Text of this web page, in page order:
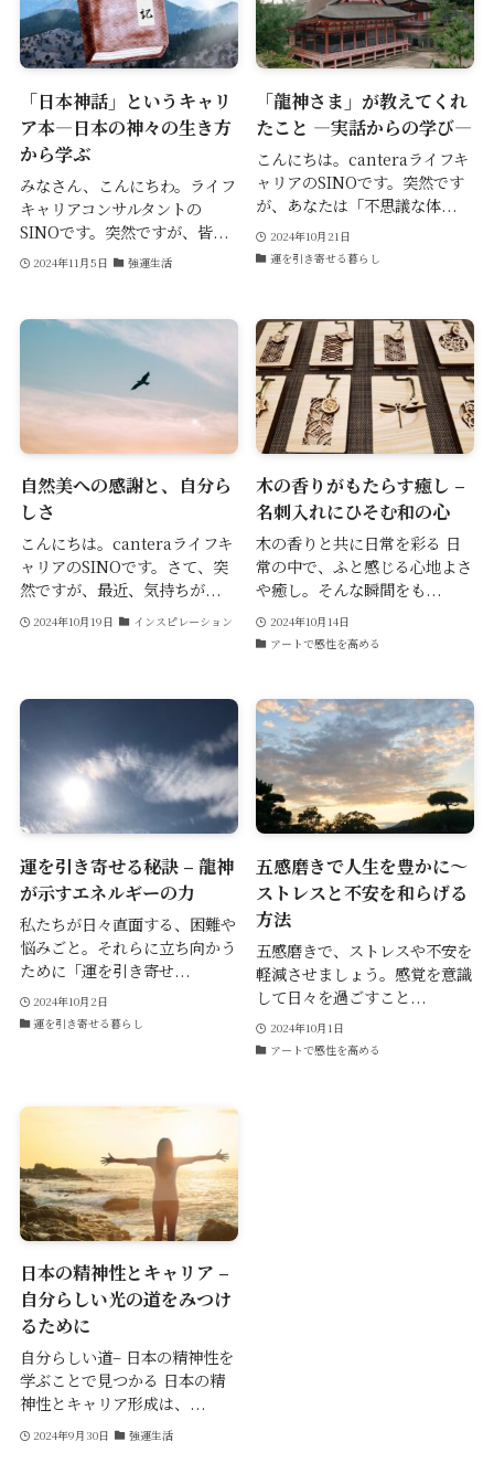
「日本神話」というキャリ
ア本—日本の神々の生き方
から学ぶ
みなさん、こんにちわ。ライフ
キャリアコンサルタントの
SINOです。突然ですが、皆...
2024年11月5日 強運生活
「龍神さま」が教えてくれ
たこと ―実話からの学び―
こんにちは。canteraライフキ
ャリアのSINOです。突然です
が、あなたは「不思議な体...
2024年10月21日
運を引き寄せる暮らし
自然美への感謝と、自分ら
しさ
こんにちは。canteraライフキ
ャリアのSINOです。さて、突
然ですが、最近、気持ちが...
2024年10月19日 インスピレーション
木の香りがもたらす癒し –
名刺入れにひそむ和の心
木の香りと共に日常を彩る 日
常の中で、ふと感じる心地よさ
や癒し。そんな瞬間をも...
2024年10月14日
アートで感性を高める
運を引き寄せる秘訣 – 龍神
が示すエネルギーの力
私たちが日々直面する、困難や
悩みごと。それらに立ち向かう
ために「運を引き寄せ...
2024年10月2日
運を引き寄せる暮らし
五感磨きで人生を豊かに～
ストレスと不安を和らげる
方法
五感磨きで、ストレスや不安を
軽減させましょう。感覚を意識
して日々を過ごすこと...
2024年10月1日
アートで感性を高める
日本の精神性とキャリア –
自分らしい光の道をみつけ
るために
自分らしい道– 日本の精神性を
学ぶことで見つかる 日本の精
神性とキャリア形成は、...
2024年9月30日 強運生活